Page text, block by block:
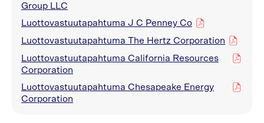
Group LLC
Luottovastuutapahtuma J C Penney Co
pdf
Luottovastuutapahtuma The Hertz Corporation
pdf
Luottovastuutapahtuma California Resources
Corporation
pdf
Luottovastuutapahtuma Chesapeake Energy
Corporation
pdf